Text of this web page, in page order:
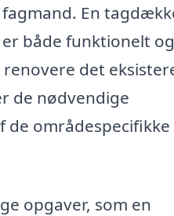
En
både funktionelt og
det
de nødvendige
områdespecifikke
opgaver, som en